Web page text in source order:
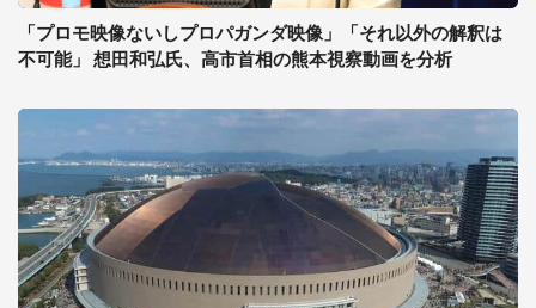
「プロモ映像ないしプロパガンダ映像」「それ以外の解釈は
不可能」 想田和弘氏、高市首相の熊本視察動画を分析